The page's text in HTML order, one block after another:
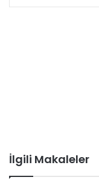
İlgili Makaleler